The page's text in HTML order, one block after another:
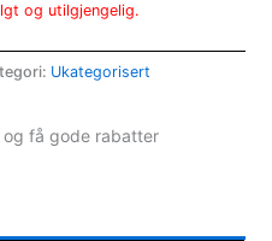
og utilgjengelig.
Ukategorisert
og få gode rabatter